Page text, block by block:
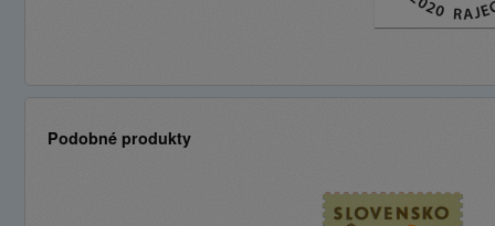
Podobné produkty